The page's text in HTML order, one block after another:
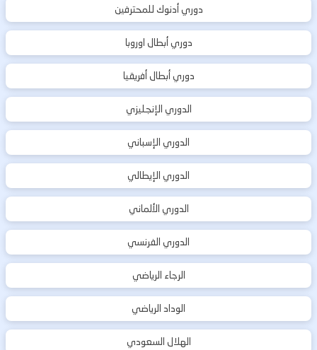
دوري أدنوك للمحترفين
دوري أبطال اوروبا
دوري أبطال أفريقيا
الدوري الإنجليزي
الدوري الإسباني
الدوري الإيطالي
الدوري الألماني
الدوري الفرنسي
الرجاء الرياضي
الوداد الرياضي
الهلال السعودي